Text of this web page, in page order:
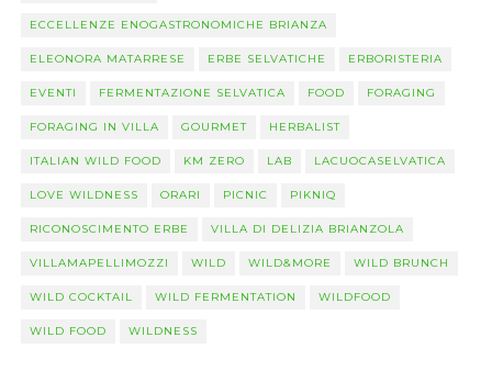
ECCELLENZE ENOGASTRONOMICHE BRIANZA
ELEONORA MATARRESE ERBE SELVATICHE ERBORISTERIA
EVENTI FERMENTAZIONE SELVATICA FOOD FORAGING
FORAGING IN VILLA GOURMET HERBALIST
ITALIAN WILD FOOD KM ZERO LAB LACUOCASELVATICA
LOVE WILDNESS ORARI PICNIC PIKNIQ
RICONOSCIMENTO ERBE VILLA DI DELIZIA BRIANZOLA
VILLAMAPELLIMOZZI WILD WILD&MORE WILD BRUNCH
WILD COCKTAIL WILD FERMENTATION WILDFOOD
WILD FOOD WILDNESS